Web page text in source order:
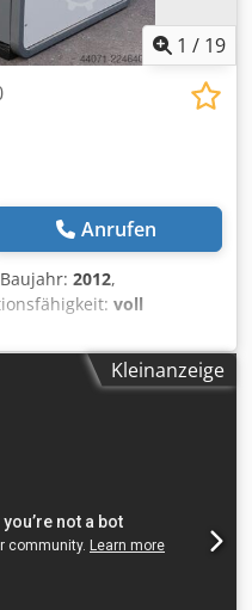
1 / 19
Anrufen
2012,
voll
Atlas
Acbsk 7.50 bar 14
5735 Kleinanzeige